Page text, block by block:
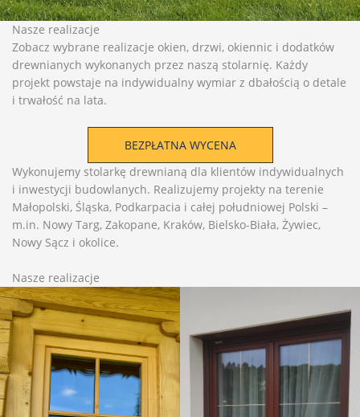
Nasze realizacje
Zobacz wybrane realizacje okien, drzwi, okiennic i dodatków
drewnianych wykonanych przez naszą stolarnię. Każdy
projekt powstaje na indywidualny wymiar z dbałością o detale
i trwałość na lata.
BEZPŁATNA WYCENA
Wykonujemy stolarkę drewnianą dla klientów indywidualnych
i inwestycji budowlanych. Realizujemy projekty na terenie
Małopolski, Śląska, Podkarpacia i całej południowej Polski –
m.in. Nowy Targ, Zakopane, Kraków, Bielsko-Biała, Żywiec,
Nowy Sącz i okolice.
Nasze realizacje